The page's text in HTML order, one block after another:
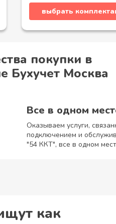
выбрать
покупки в
Бухучет Москва
Все в одном
Оказываем услуги,
подключением и
"54 ККТ", все в одном
как